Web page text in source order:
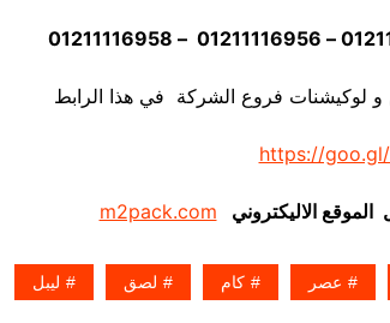
و لوكيشنات فروع الشركة في هذا الرابط
https://
الموقع الاليكتروني m2pack.com
عصر كام لصق ليبل